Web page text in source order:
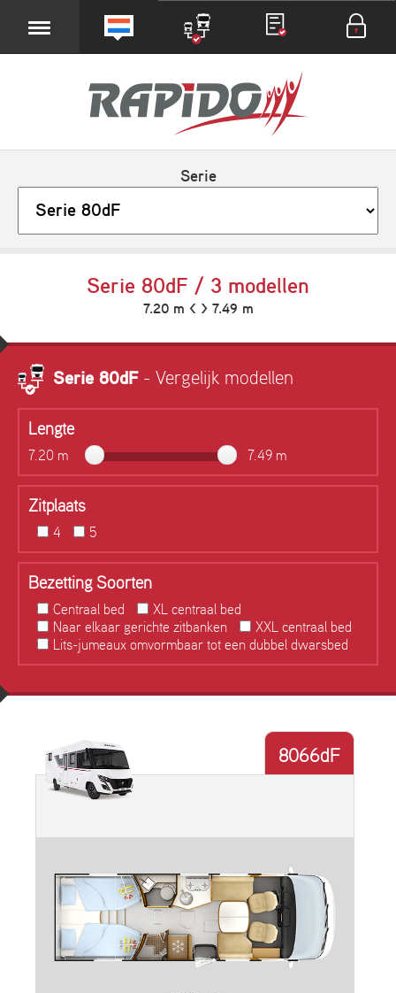
Serie
Serie 80dF / 3 modellen
7.20 m < > 7.49 m
Serie 80dF- Vergelijk modellen
Lengte
7.20 m 7.49 m
Zitplaats
4 5
Bezetting Soorten
Centraal bed
XL centraal bed
Naar elkaar gerichte zitbanken
XXL centraal bed
Lits-jumeaux omvormbaar tot een dubbel dwarsbed
8066dF